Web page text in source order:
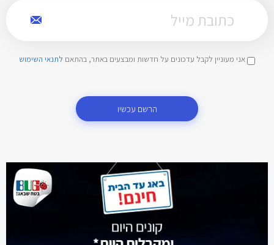
אני מעוניין לקבל עדכונים על חדשות ומבצעים באתר, בהתאם לתנאי השימוש
הרשם עכשיו